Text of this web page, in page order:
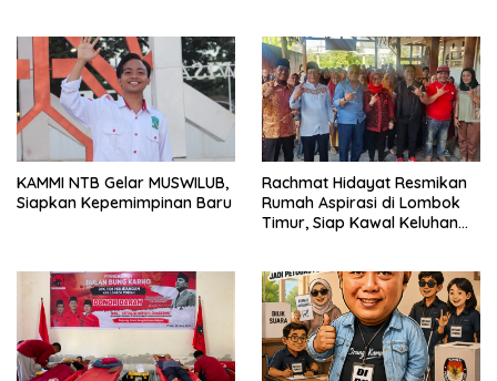
KAMMI NTB Gelar MUSWILUB,
Siapkan Kepemimpinan Baru
Rachmat Hidayat Resmikan
Rumah Aspirasi di Lombok
Timur, Siap Kawal Keluhan